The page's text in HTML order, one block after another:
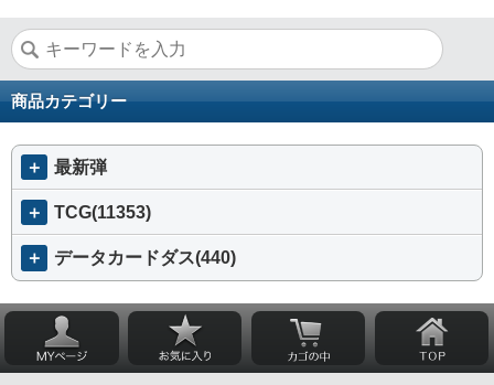
商品カテゴリー
＋ 最新弾
＋ TCG(11353)
＋ データカードダス(440)